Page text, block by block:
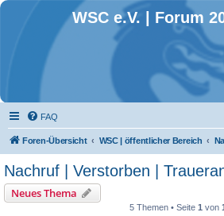
WSC e.V. | Forum
FAQ
Foren-Übersicht WSC | öffentlicher Bereich
Nachruf | Verstorben |
Neues Thema
5 Themen • Seite 1 von